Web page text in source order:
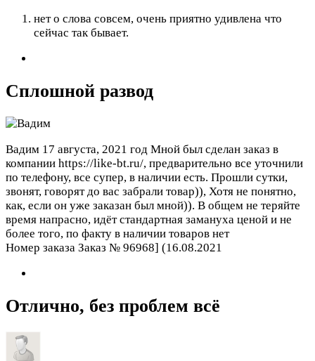
нет о слова совсем, очень приятно удивлена что
сейчас так бывает.
Сплошной развод
Вадим 17 августа, 2021 год Мной был сделан заказ в
компании https://like-bt.ru/, предварительно все уточнили
по телефону, все супер, в наличии есть. Прошли сутки,
звонят, говорят до вас забрали товар)), Хотя не понятно,
как, если он уже заказан был мной)). В общем не теряйте
время напрасно, идёт стандартная замануха ценой и не
более того, по факту в наличии товаров нет
Номер заказа Заказ № 96968] (16.08.2021
Отлично, без проблем всё